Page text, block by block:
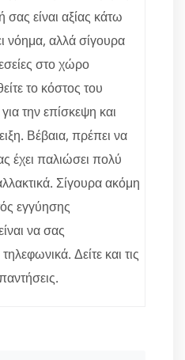
είναι αξίας κάτω
νόημα, αλλά σίγουρα
στο χώρο
το κόστος του
την επίσκεψη και
Βέβαια, πρέπει να
έχει παλιώσει πολύ
Σίγουρα ακόμη
εγγύησης
να σας
Δείτε και τις